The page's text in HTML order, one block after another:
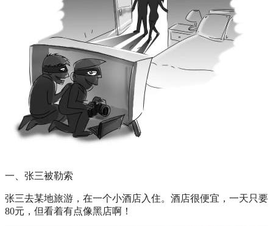
一、张三被勒索
张三去某地旅游，在一个小酒店入住。酒店很便宜，一天只要
80元，但看着有点像黑店啊！